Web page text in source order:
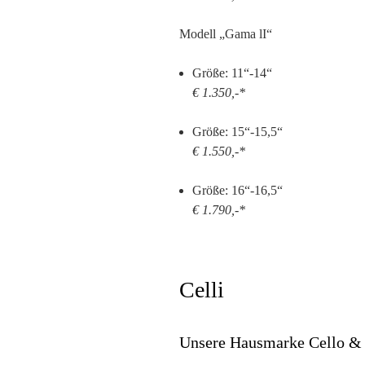
Modell „Gama lI“
Größe: 11“-14“
€ 1.350,-*
Größe: 15“-15,5“
€ 1.550,-*
Größe: 16“-16,5“
€ 1.790,-*
Celli
Unsere Hausmarke Cello &